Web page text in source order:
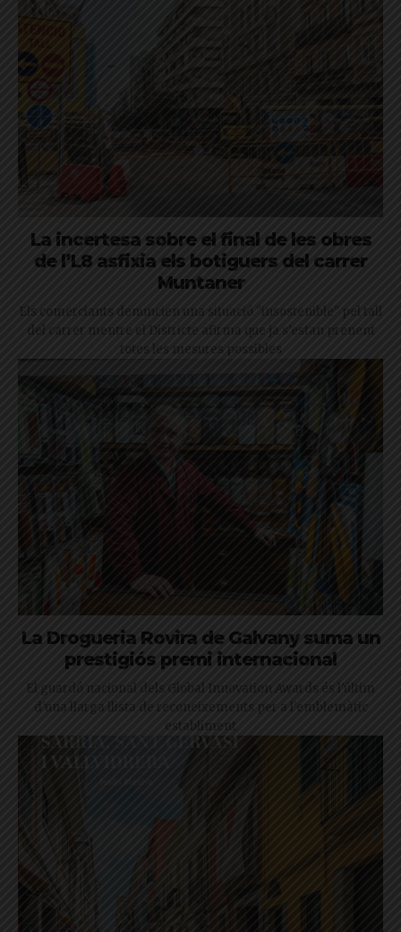
La incertesa sobre el final de les obres
de l’L8 asfixia els botiguers del carrer
Muntaner
Els comerciants denuncien una situació "insostenible" pel tall
del carrer mentre el Districte afirma que ja s'estan prenent
totes les mesures possibles
La Drogueria Rovira de Galvany suma un
prestigiós premi internacional
El guardó nacional dels Global Innovation Awards és l'últim
d'una llarga llista de reconeixements per a l'emblemàtic
establiment